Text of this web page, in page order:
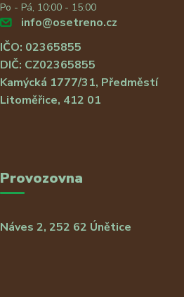
Po - Pá, 10:00 - 15:00
info@osetreno.cz
IČO: 02365855
DIČ: CZ02365855
Kamýcká 1777/31, Předměstí
Litoměřice, 412 01
Provozovna
Náves 2, 252 62 Únětice